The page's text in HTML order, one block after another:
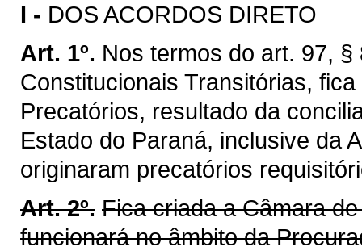
I - DOS ACORDOS DIRETO
Art. 1º. Nos termos do art. 97,
Constitucionais Transitórias,
Precatórios, resultado da
Estado do Paraná, inclusive da
originaram precatórios
Art. 2º. Fica criada a Câmara
funcionará no âmbito da